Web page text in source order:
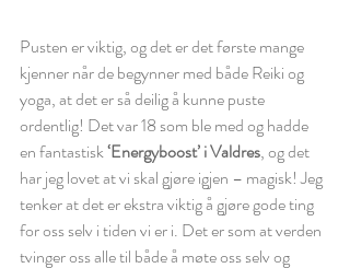
Pusten er viktig, og det er det første mange
kjenner når de begynner med både Reiki og
yoga, at det er så deilig å kunne puste
ordentlig! Det var 18 som ble med og hadde
en fantastisk ‘Energyboost’ i Valdres, og det
har jeg lovet at vi skal gjøre igjen – magisk! Jeg
tenker at det er ekstra viktig å gjøre gode ting
for oss selv i tiden vi er i. Det er som at verden
tvinger oss alle til både å møte oss selv og